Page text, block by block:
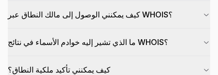
كيف يمكنني الوصول إلى مالك النطاق عبر WHOIS؟
ما الذي تشير إليه خوادم الأسماء في نتائج WHOIS؟
كيف يمكنني تأكيد ملكية النطاق؟